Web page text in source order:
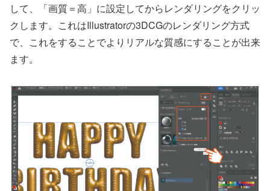
して、「画質＝高」に設定してからレンダリングをクリッ
クします。これはIllustratorの3DCGのレンダリング方式
で、これをすることでよりリアルな質感にすることが出来
ます。